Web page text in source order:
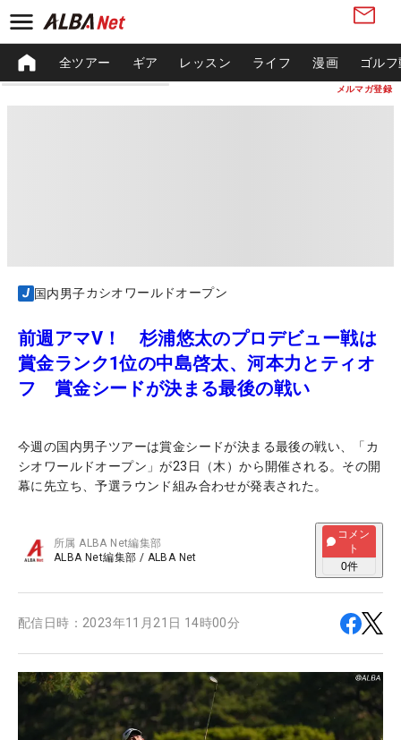
メルマガ登録
全ツアー ギア レッスン ライフ 漫画 ゴル
国内男子カシオワールドオープン
前週アマV！ 杉浦悠太のプロデビュー戦は
賞金ランク1位の中島啓太、河本力とティオ
フ 賞金シードが決まる最後の戦い
今週の国内男子ツアーは賞金シードが決まる最後の戦い、「カ
シオワールドオープン」が23日（木）から開催される。その開
幕に先立ち、予選ラウンド組み合わせが発表された。
所属ALBA Net編集部
ALBA Net編集部 / ALBA Net
コメン
ト
0件
配信日時： 2023年11月21日 14時00分